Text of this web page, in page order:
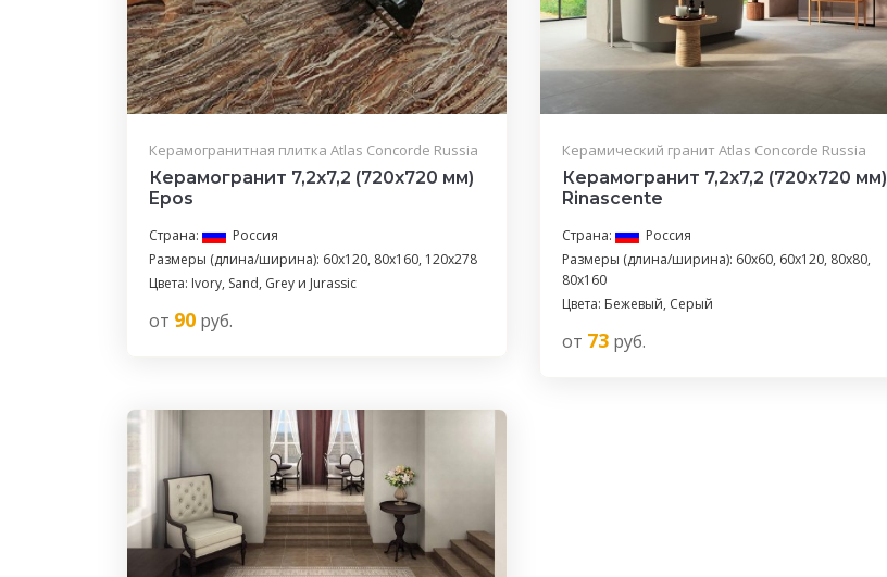
Керамогранитная плитка Atlas Concorde Russia
Керамогранит 7,2x7,2 (720x720 мм)
Epos
Страна:
Россия
Размеры (длина/ширина): 60x120, 80x160, 120x278
Цвета: Ivory, Sand, Grey и Jurassic
от 90 руб.
Керамический гранит Atlas Concorde Russia
Керамогранит 7,2x7,2 (720x720 мм)
Rinascente
Страна:
Россия
Размеры (длина/ширина): 60x60, 60x120, 80x80,
80x160
Цвета: Бежевый, Серый
от 73руб.